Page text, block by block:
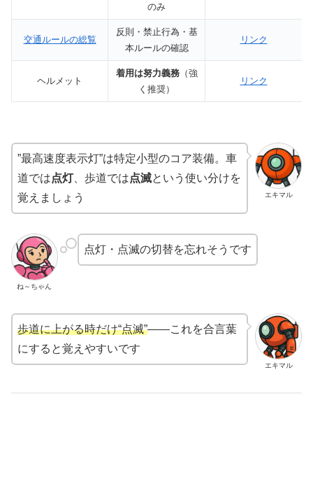
のみ
交通ルールの総覧
反則・禁止行為・基
本ルールの確認
リンク
ヘルメット
着用は努力義務（強
く推奨）
リンク
エキマル
”最高速度表示灯”は特定小型のコア装備。車
道では点灯、歩道では点滅という使い分けを
覚えましょう
ね～ちゃん
点灯・点滅の切替を忘れそうです
エキマル
歩道に上がる時だけ“点滅”——これを合言葉
にすると覚えやすいです